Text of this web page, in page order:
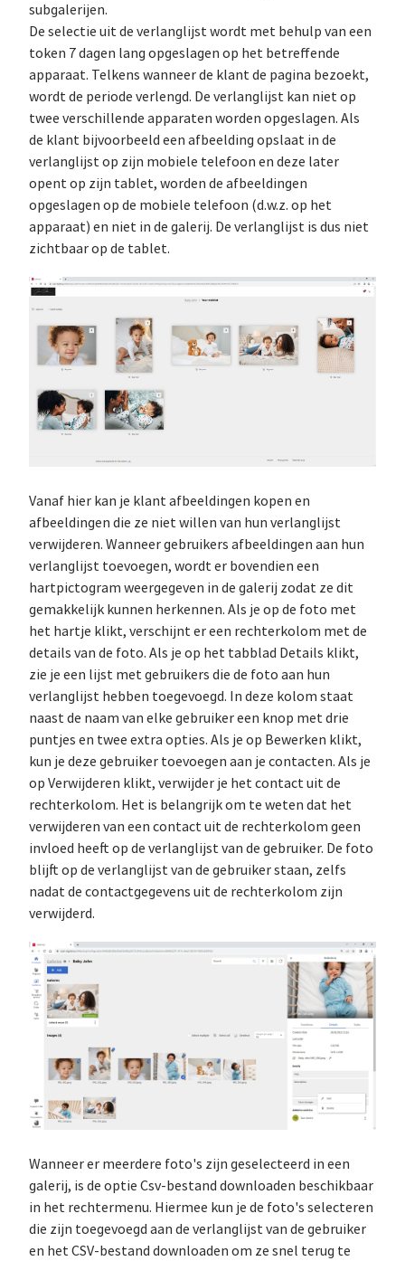
subgalerijen.
De selectie uit de verlanglijst wordt met behulp van een
token 7 dagen lang opgeslagen op het betreffende
apparaat. Telkens wanneer de klant de pagina bezoekt,
wordt de periode verlengd. De verlanglijst kan niet op
twee verschillende apparaten worden opgeslagen. Als
de klant bijvoorbeeld een afbeelding opslaat in de
verlanglijst op zijn mobiele telefoon en deze later
opent op zijn tablet, worden de afbeeldingen
opgeslagen op de mobiele telefoon (d.w.z. op het
apparaat) en niet in de galerij. De verlanglijst is dus niet
zichtbaar op de tablet.
Vanaf hier kan je klant afbeeldingen kopen en
afbeeldingen die ze niet willen van hun verlanglijst
verwijderen. Wanneer gebruikers afbeeldingen aan hun
verlanglijst toevoegen, wordt er bovendien een
hartpictogram weergegeven in de galerij zodat ze dit
gemakkelijk kunnen herkennen. Als je op de foto met
het hartje klikt, verschijnt er een rechterkolom met de
details van de foto. Als je op het tabblad Details klikt,
zie je een lijst met gebruikers die de foto aan hun
verlanglijst hebben toegevoegd. In deze kolom staat
naast de naam van elke gebruiker een knop met drie
puntjes en twee extra opties. Als je op Bewerken klikt,
kun je deze gebruiker toevoegen aan je contacten. Als je
op Verwijderen klikt, verwijder je het contact uit de
rechterkolom. Het is belangrijk om te weten dat het
verwijderen van een contact uit de rechterkolom geen
invloed heeft op de verlanglijst van de gebruiker. De foto
blijft op de verlanglijst van de gebruiker staan, zelfs
nadat de contactgegevens uit de rechterkolom zijn
verwijderd.
Wanneer er meerdere foto's zijn geselecteerd in een
galerij, is de optie Csv-bestand downloaden beschikbaar
in het rechtermenu. Hiermee kun je de foto's selecteren
die zijn toegevoegd aan de verlanglijst van de gebruiker
en het CSV-bestand downloaden om ze snel terug te